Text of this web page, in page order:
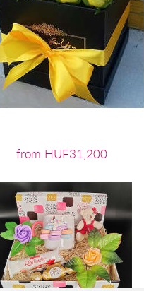
from HUF31,200